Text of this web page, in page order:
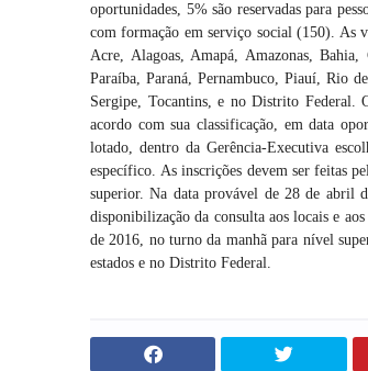
oportunidades, 5% são reservadas para
com formação em serviço social (150). As
Acre, Alagoas, Amapá, Amazonas,
Paraíba, Paraná, Pernambuco, Piauí, Rio
Sergipe, Tocantins, e no Distrito Federal.
acordo com sua classificação, em data
lotado, dentro da Gerência-Executiva
específico. As inscrições devem ser feitas
superior. Na data provável de 28 de abril
disponibilização da consulta aos locais e
de 2016, no turno da manhã para nível
estados e no Distrito Federal.